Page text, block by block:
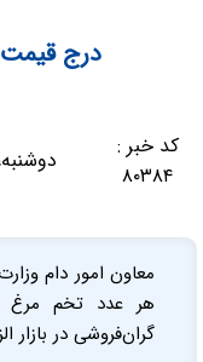
درج
کد خبر :
۸۰۳۸۴
دوشنبه، ۲۰ بهمن ۱۳۹۹ -
معاون امور دام
هر عدد تخم مرغ
گران‌فروشی در بازار